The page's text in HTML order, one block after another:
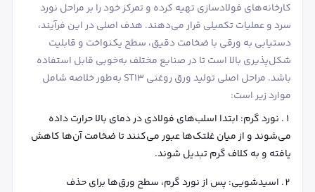
کارخانه‌های فولادسازی تهیه کرده و تمرکز خود را بر مراحل نورد
سرد و عملیات تکمیلی قرار می‌دهند. هدف اصلی در این فرآیند،
دستیابی به ورقی با ضخامت دقیق، سطح یکنواخت و قابلیت
شکل‌پذیری بالا است تا در صنایع مختلف به‌خوبی قابل استفاده
باشد. مراحل اصلی تولید ورق روغنی ST13 به‌طور خلاصه شامل
موارد زیر است:
نورد گرم: ابتدا اسلب‌های فولادی در دمای بالا حرارت داده
می‌شوند و از میان غلتک‌ها عبور می‌کنند تا ضخامت آن‌ها کاهش
یافته و به کلاف گرم تبدیل شوند.
اسیدشویی: پس از نورد گرم، سطح ورق‌ها برای حذف